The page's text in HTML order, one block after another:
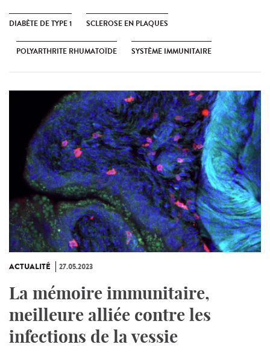
DIABÈTE DE TYPE 1 SCLEROSE EN PLAQUES
POLYARTHRITE RHUMATOÏDE SYSTÈME IMMUNITAIRE
ACTUALITÉ 27.05.2023
La mémoire immunitaire,
meilleure alliée contre les
infections de la vessie